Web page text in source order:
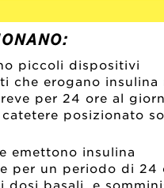
piccoli dispositivi
che erogano insulina
per 24 ore al
posizionato
emettono insulina
per un periodo di 24